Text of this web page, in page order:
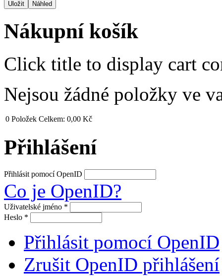
Nákupní košík
Click title to display cart
Nejsou žádné položky ve
0 Položek Celkem: 0,00 Kč
Přihlášení
Přihlásit pomocí OpenID
Co je OpenID?
Uživatelské jméno *
Heslo *
Přihlásit pomocí OpenID
Zrušit OpenID přihlášení